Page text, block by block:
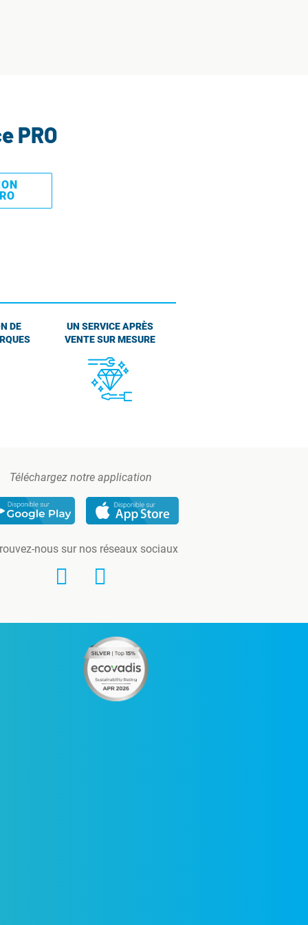
PRO
DE
UN SERVICE APRÈS
VENTE SUR MESURE
Téléchargez notre application
nous sur nos réseaux sociaux